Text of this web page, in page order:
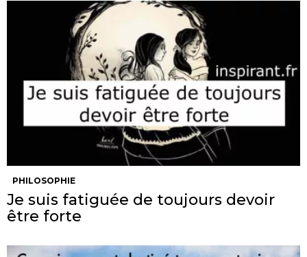
PHILOSOPHIE
Je suis fatiguée de toujours devoir
être forte